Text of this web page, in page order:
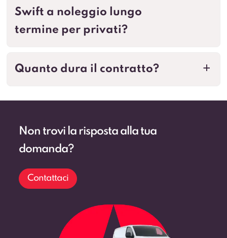
Swift a noleggio lungo
termine per privati?
a
Quanto dura il contratto?
Non trovi la risposta alla tua
domanda?
Contattaci